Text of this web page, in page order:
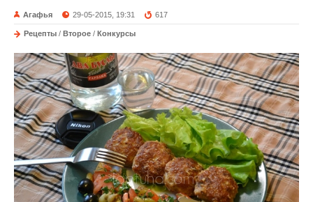
Агафья 29-05-2015, 19:31 617
Рецепты / Второе / Конкурсы